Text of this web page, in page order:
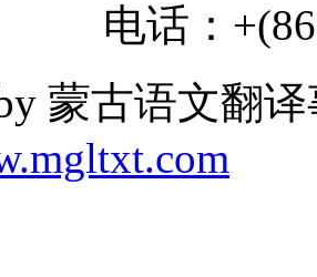
电话：
蒙古语文翻